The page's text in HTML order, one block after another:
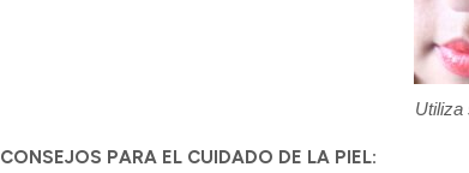
Utiliza
CONSEJOS PARA EL CUIDADO DE LA PIEL: